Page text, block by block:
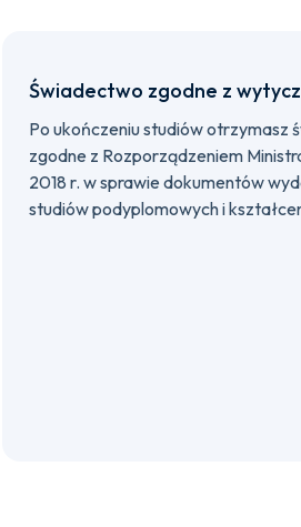
Świadectwo zgodne z
Po ukończeniu studiów otrzymasz
zgodne z Rozporządzeniem
2018 r. w sprawie dokumentów
studiów podyplomowych i